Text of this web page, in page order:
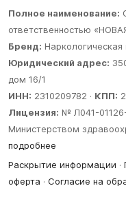
Полное наименование:
ответственностью
Бренд:
Юридический адрес:
дом 16/1
ИНН: 2310209782 · КПП:
Лицензия: № Л041-
Министерством
подробнее
Раскрытие информации ·
оферта · Согласие на